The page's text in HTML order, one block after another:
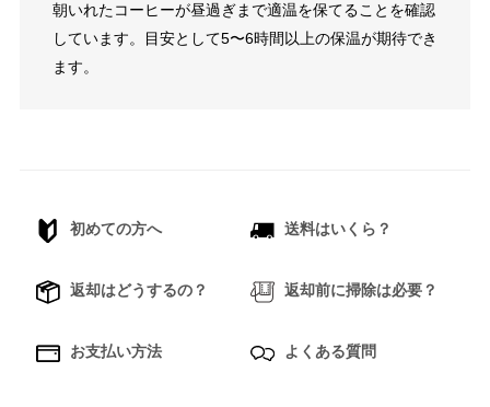
朝いれたコーヒーが昼過ぎまで適温を保てることを確認
しています。目安として5〜6時間以上の保温が期待でき
ます。
初めての方へ 送料はいくら？
返却はどうするの？ 返却前に掃除は必要？
お支払い方法 よくある質問